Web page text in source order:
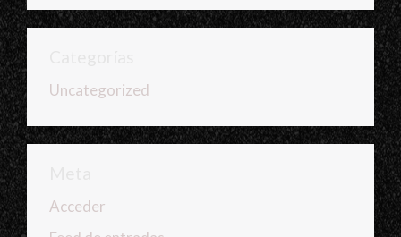
Uncategorized
Acceder